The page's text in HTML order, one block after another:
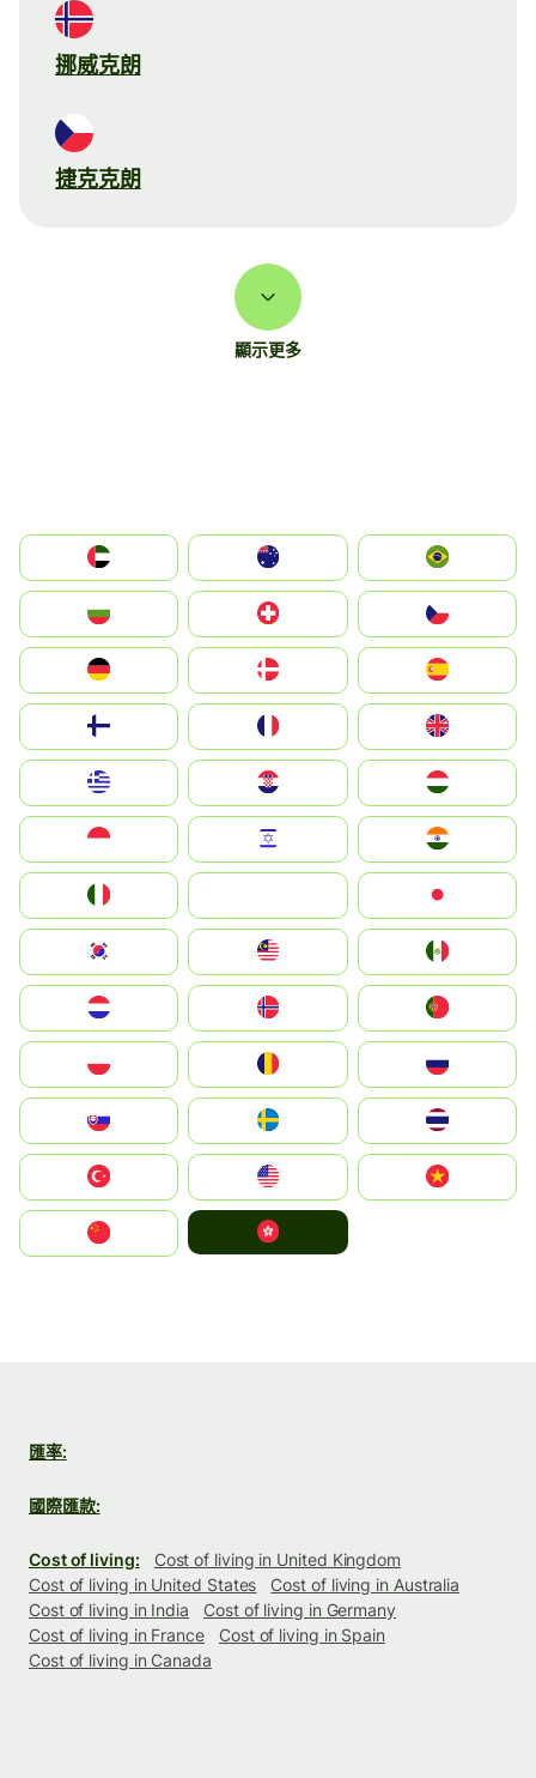
挪威克朗
捷克克朗
顯示更多
الإمارات العربية المتحدة
Switzerland
Deutschland
United Kingdom
Magyarország
South Korea
United States
中國香港特別行政區
匯率:
國際匯款:
Cost of living:
Cost of living in United Kingdom
Cost of living in United States
Cost of living in Australia
Cost of living in India
Cost of living in Germany
Cost of living in France
Cost of living in Spain
Cost of living in Canada